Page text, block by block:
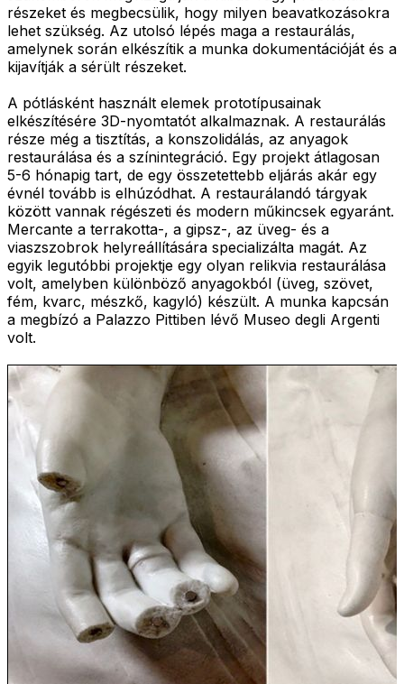
részeket és megbecsülik, hogy milyen beavatkozásokra
lehet szükség. Az utolsó lépés maga a restaurálás,
amelynek során elkészítik a munka dokumentációját és a
kijavítják a sérült részeket.
A pótlásként használt elemek prototípusainak
elkészítésére 3D-nyomtatót alkalmaznak. A restaurálás
része még a tisztítás, a konszolidálás, az anyagok
restaurálása és a színintegráció. Egy projekt átlagosan
5-6 hónapig tart, de egy összetettebb eljárás akár egy
évnél tovább is elhúzódhat. A restaurálandó tárgyak
között vannak régészeti és modern műkincsek egyaránt.
Mercante a terrakotta-, a gipsz-, az üveg- és a
viaszszobrok helyreállítására specializálta magát. Az
egyik legutóbbi projektje egy olyan relikvia restaurálása
volt, amelyben különböző anyagokból (üveg, szövet,
fém, kvarc, mészkő, kagyló) készült. A munka kapcsán
a megbízó a Palazzo Pittiben lévő Museo degli Argenti
volt.